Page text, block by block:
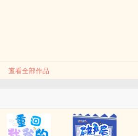
查看全部作品